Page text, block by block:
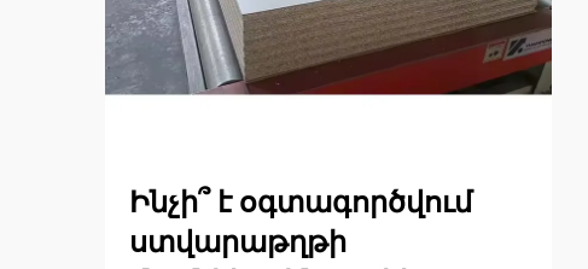
Ինչի՞ է օգտագործվում
ստվարաթղթի